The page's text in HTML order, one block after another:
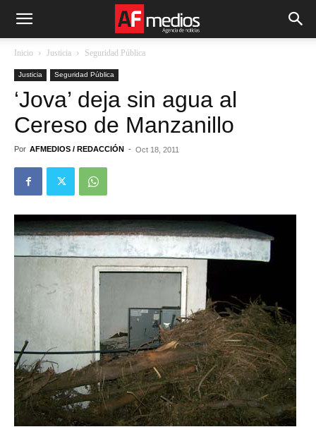
Inicio Justicia Seguridad Pública
Justicia Seguridad Pública
‘Jova’ deja sin agua al
Cereso de Manzanillo
Por AFMEDIOS / REDACCIÓN - Oct 18, 2011